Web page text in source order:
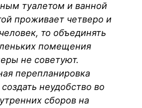
туалетом и ванной
проживает четверо и
то объединять
помещения
не советуют.
перепланировка
неудобство во
сборов на